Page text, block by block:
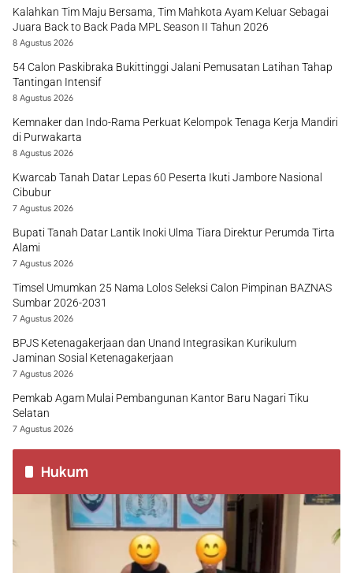
Kalahkan Tim Maju Bersama, Tim Mahkota Ayam Keluar Sebagai
Juara Back to Back Pada MPL Season II Tahun 2026
8 Agustus 2026
54 Calon Paskibraka Bukittinggi Jalani Pemusatan Latihan Tahap
Tantingan Intensif
8 Agustus 2026
Kemnaker dan Indo-Rama Perkuat Kelompok Tenaga Kerja Mandiri
di Purwakarta
8 Agustus 2026
Kwarcab Tanah Datar Lepas 60 Peserta Ikuti Jambore Nasional
Cibubur
7 Agustus 2026
Bupati Tanah Datar Lantik Inoki Ulma Tiara Direktur Perumda Tirta
Alami
7 Agustus 2026
Timsel Umumkan 25 Nama Lolos Seleksi Calon Pimpinan BAZNAS
Sumbar 2026-2031
7 Agustus 2026
BPJS Ketenagakerjaan dan Unand Integrasikan Kurikulum
Jaminan Sosial Ketenagakerjaan
7 Agustus 2026
Pemkab Agam Mulai Pembangunan Kantor Baru Nagari Tiku
Selatan
7 Agustus 2026
Hukum